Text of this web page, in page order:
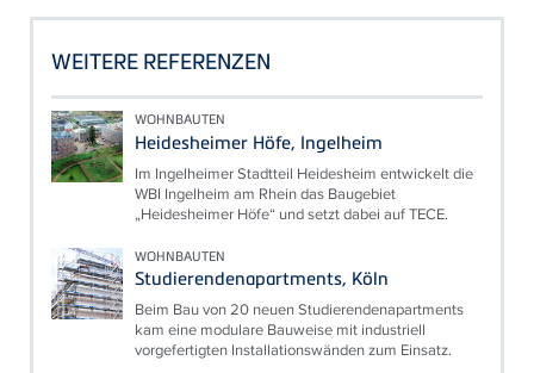
WEITERE REFERENZEN
WOHNBAUTEN
Heidesheimer Höfe, Ingelheim
Im Ingelheimer Stadtteil Heidesheim entwickelt die
WBI Ingelheim am Rhein das Baugebiet
„Heidesheimer Höfe“ und setzt dabei auf TECE.
WOHNBAUTEN
Studierendenapartments, Köln
Beim Bau von 20 neuen Studierendenapartments
kam eine modulare Bauweise mit industriell
vorgefertigten Installationswänden zum Einsatz.